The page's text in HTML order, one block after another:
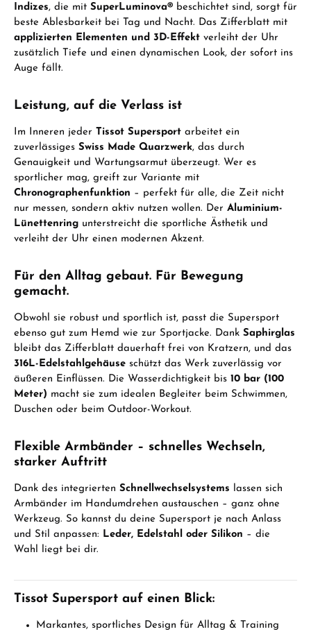
Indizes, die mit SuperLuminova® beschichtet sind, sorgt für
beste Ablesbarkeit bei Tag und Nacht. Das Zifferblatt mit
applizierten Elementen und 3D-Effekt verleiht der Uhr
zusätzlich Tiefe und einen dynamischen Look, der sofort ins
Auge fällt.
Leistung, auf die Verlass ist
Im Inneren jeder Tissot Supersport arbeitet ein
zuverlässiges Swiss Made Quarzwerk, das durch
Genauigkeit und Wartungsarmut überzeugt. Wer es
sportlicher mag, greift zur Variante mit
Chronographenfunktion – perfekt für alle, die Zeit nicht
nur messen, sondern aktiv nutzen wollen. Der Aluminium-
Lünettenring unterstreicht die sportliche Ästhetik und
verleiht der Uhr einen modernen Akzent.
Für den Alltag gebaut. Für Bewegung
gemacht.
Obwohl sie robust und sportlich ist, passt die Supersport
ebenso gut zum Hemd wie zur Sportjacke. Dank Saphirglas
bleibt das Zifferblatt dauerhaft frei von Kratzern, und das
316L-Edelstahlgehäuse schützt das Werk zuverlässig vor
äußeren Einflüssen. Die Wasserdichtigkeit bis 10 bar (100
Meter) macht sie zum idealen Begleiter beim Schwimmen,
Duschen oder beim Outdoor-Workout.
Flexible Armbänder – schnelles Wechseln,
starker Auftritt
Dank des integrierten Schnellwechselsystems lassen sich
Armbänder im Handumdrehen austauschen – ganz ohne
Werkzeug. So kannst du deine Supersport je nach Anlass
und Stil anpassen: Leder, Edelstahl oder Silikon – die
Wahl liegt bei dir.
Tissot Supersport auf einen Blick:
Markantes, sportliches Design für Alltag & Training